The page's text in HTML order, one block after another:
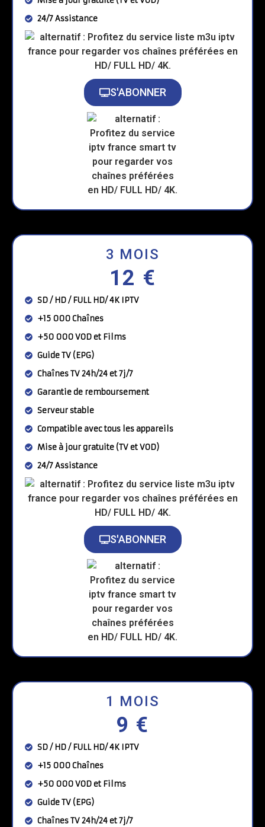
24/7 Assistance
S'ABONNER
3 MOIS
12 €
SD / HD / FULL HD/ 4K IPTV
+15 000 Chaînes
+50 000 VOD et Films
Guide TV (EPG)
Chaînes TV 24h/24 et 7j/7
Garantie de remboursement
Serveur stable
Compatible avec tous les appareils
Mise à jour gratuite (TV et VOD)
24/7 Assistance
S'ABONNER
1 MOIS
9 €
SD / HD / FULL HD/ 4K IPTV
+15 000 Chaînes
+50 000 VOD et Films
Guide TV (EPG)
Chaînes TV 24h/24 et 7j/7